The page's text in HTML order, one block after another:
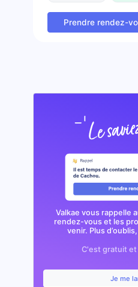
Prendre rendez-
Valkae vous rappelle
rendez-vous et les
venir. Plus d’oublis,
C'est gratuit
Je me